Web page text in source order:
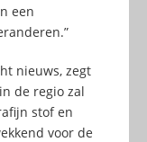
een
nieuws, zegt
de regio zal
stof en
voor de